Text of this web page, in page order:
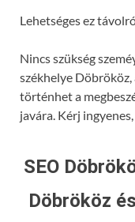
Lehetséges ez
Nincs szükség
székhelye
történhet a
javára. Kérj
SEO
Döbrököz